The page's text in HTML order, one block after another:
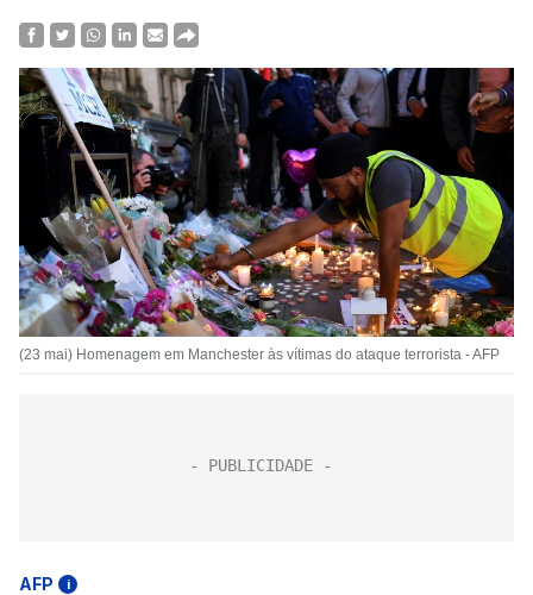
(23 mai) Homenagem em Manchester às vítimas do ataque terrorista - AFP
AFP i